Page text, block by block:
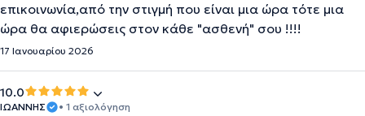
επικοινωνία,από την στιγμή που είναι μια ώρα τότε μια
ώρα θα αφιερώσεις στον κάθε "ασθενή" σου !!!!
17 Ιανουαρίου 2026
10.0
ΙΩΑΝΝΗΣ • 1 αξιολόγηση